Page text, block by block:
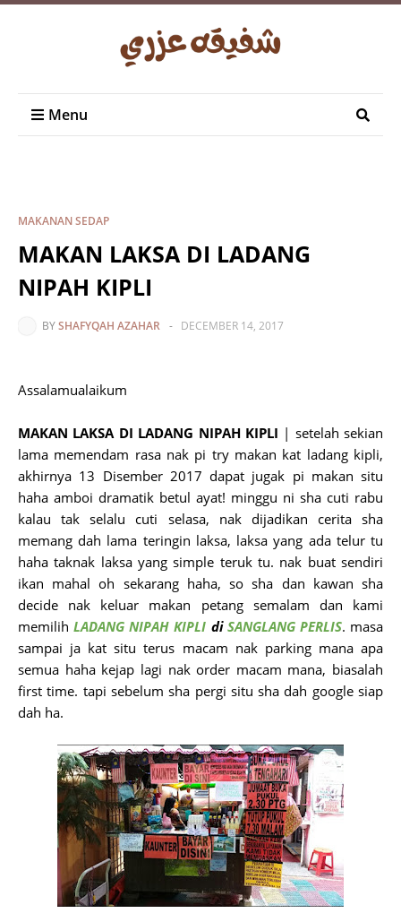
Menu
MAKANAN SEDAP
MAKAN LAKSA DI LADANG
NIPAH KIPLI
BYSHAFYQAH AZAHAR - DECEMBER 14, 2017
Assalamualaikum
MAKAN LAKSA DI LADANG NIPAH KIPLI | setelah sekian
lama memendam rasa nak pi try makan kat ladang kipli,
akhirnya 13 Disember 2017 dapat jugak pi makan situ
haha amboi dramatik betul ayat! minggu ni sha cuti rabu
kalau tak selalu cuti selasa, nak dijadikan cerita sha
memang dah lama teringin laksa, laksa yang ada telur tu
haha taknak laksa yang simple teruk tu. nak buat sendiri
ikan mahal oh sekarang haha, so sha dan kawan sha
decide nak keluar makan petang semalam dan kami
memilihLADANG NIPAH KIPLI di SANGLANG PERLIS. masa
sampai ja kat situ terus macam nak parking mana apa
semua haha kejap lagi nak order macam mana, biasalah
first time. tapi sebelum sha pergi situ sha dah google siap
dah ha.